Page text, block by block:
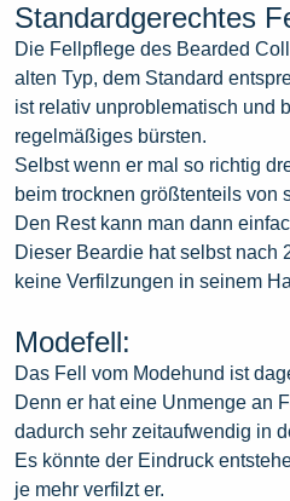
Standardgerechtes
Die Fellpflege des Bearded
alten Typ, dem Standard
ist relativ unproblematisch und
regelmäßiges bürsten.
Selbst wenn er mal so richtig
beim trocknen größtenteils von
Den Rest kann man dann
Dieser Beardie hat selbst nach
keine Verfilzungen in seinem
Modefell:
Das Fell vom Modehund ist
Denn er hat eine Unmenge an
dadurch sehr zeitaufwendig in
Es könnte der Eindruck
je mehr verfilzt er.